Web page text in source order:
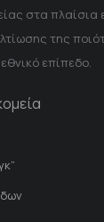
στα
της
επίπεδο.